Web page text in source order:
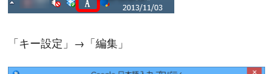
「キー設定」→「編集」